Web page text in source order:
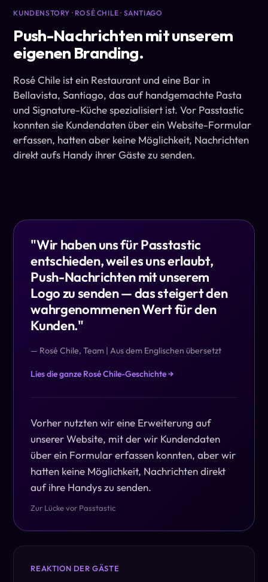
KUNDENSTORY · ROSÉ CHILE · SANTIAGO
Push-Nachrichten mit unserem
eigenen Branding.
Rosé Chile ist ein Restaurant und eine Bar in
Bellavista, Santiago, das auf handgemachte Pasta
und Signature-Küche spezialisiert ist. Vor Passtastic
konnten sie Kundendaten über ein Website-Formular
erfassen, hatten aber keine Möglichkeit, Nachrichten
direkt aufs Handy ihrer Gäste zu senden.
"Wir haben uns für Passtastic
entschieden, weil es uns erlaubt,
Push-Nachrichten mit unserem
Logo zu senden — das steigert den
wahrgenommenen Wert für den
Kunden."
— Rosé Chile, Team | Aus dem Englischen übersetzt
Lies die ganze Rosé Chile-Geschichte →
Vorher nutzten wir eine Erweiterung auf
unserer Website, mit der wir Kundendaten
über ein Formular erfassen konnten, aber wir
hatten keine Möglichkeit, Nachrichten direkt
auf ihre Handys zu senden.
Zur Lücke vor Passtastic
REAKTION DER GÄSTE